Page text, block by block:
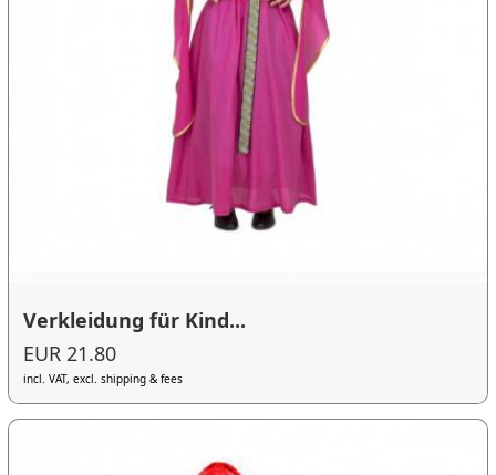
Verkleidung für Kind...
EUR 21.80
incl. VAT, excl. shipping & fees